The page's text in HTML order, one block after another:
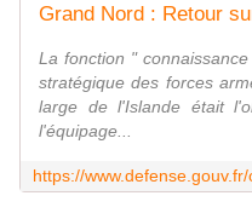
La fonction "
stratégique des forces
large de l'Islande était
l'équipage...